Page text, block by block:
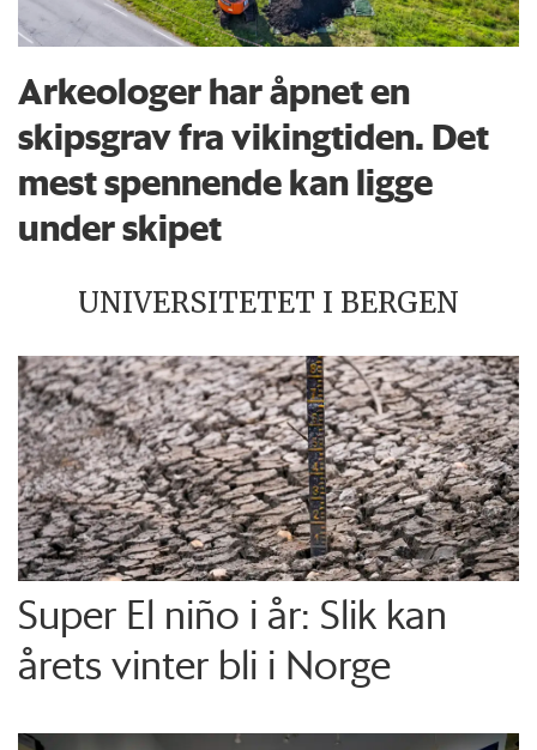
Arkeologer har åpnet en
skipsgrav fra vikingtiden. Det
mest spennende kan ligge
under skipet
UNIVERSITETET I BERGEN
Super El niño i år: Slik kan
årets vinter bli i Norge